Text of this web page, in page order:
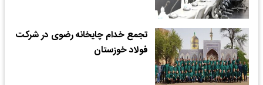
تجمع خدام چایخانه رضوی در شرکت
فولاد خوزستان